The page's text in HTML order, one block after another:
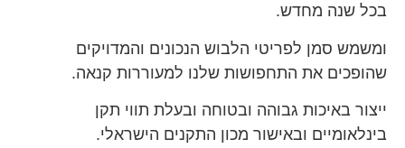
בכל שנה מחדש.
ומשמש סמן לפריטי הלבוש הנכונים והמדויקים
שהופכים את התחפושות שלנו למעוררות קנאה.
ייצור באיכות גבוהה ובטוחה ובעלת תווי תקן
בינלאומיים ובאישור מכון התקנים הישראלי.